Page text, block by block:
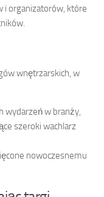
i organizatorów, które
wnętrzarskich, w
wydarzeń w branży,
szeroki wachlarz
nowoczesnemu